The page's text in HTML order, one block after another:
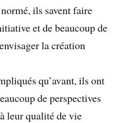
ils savent faire
et de beaucoup de
la création
qu’avant, ils ont
de perspectives
leur qualité de vie